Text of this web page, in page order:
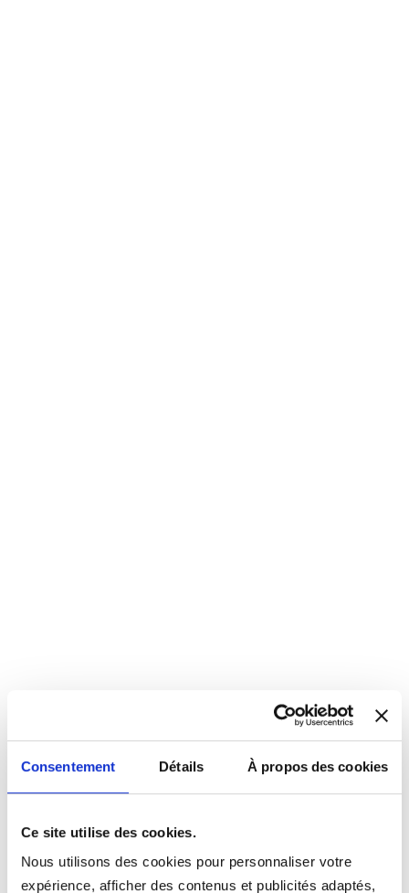
Consentement Détails À propos des cookies
Ce site utilise des cookies.
Nous utilisons des cookies pour personnaliser votre
expérience, afficher des contenus et publicités adaptés,